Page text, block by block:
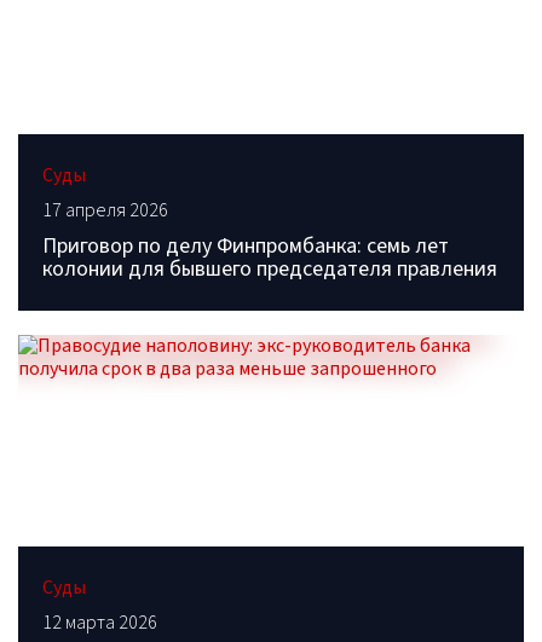
Суды
17 апреля 2026
Приговор по делу Финпромбанка: семь лет
колонии для бывшего председателя правления
Суды
12 марта 2026